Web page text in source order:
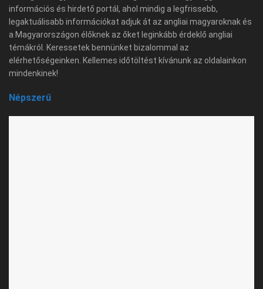
információs és hirdető portál, ahol mindig a legfrissebb,
legaktuálisabb információkat adjuk át az angliai magyaroknak és
a Magyarországon élőknek az őket leginkább érdeklő angliai
témákról. Keressetek bennünket bizalommal az
elérhetőségeinken. Kellemes időtöltést kívánunk az oldalainkon
mindenkinek!
Népszerű